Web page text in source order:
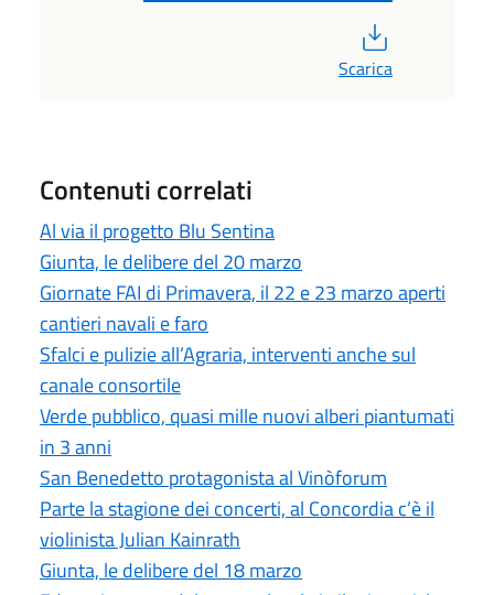
Scarica
Contenuti correlati
Al via il progetto Blu Sentina
Giunta, le delibere del 20 marzo
Giornate FAI di Primavera, il 22 e 23 marzo aperti
cantieri navali e faro
Sfalci e pulizie all’Agraria, interventi anche sul
canale consortile
Verde pubblico, quasi mille nuovi alberi piantumati
in 3 anni
San Benedetto protagonista al Vinòforum
Parte la stagione dei concerti, al Concordia c’è il
violinista Julian Kainrath
Giunta, le delibere del 18 marzo